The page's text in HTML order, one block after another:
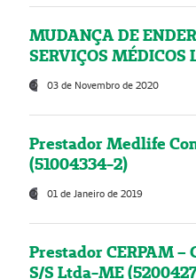
MUDANÇA DE
SERVIÇOS
03 de Novembro de 2020
Prestador Medlife
(51004334-2)
01 de Janeiro de 2019
Prestador CERPAM –
S/S Ltda-ME